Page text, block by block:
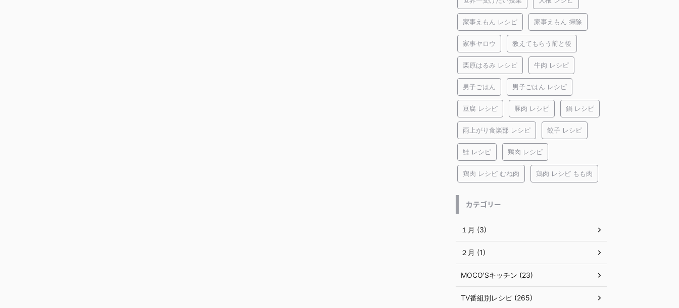
家事えもん レシピ 家事えもん 掃除
家事ヤロウ 教えてもらう前と後
栗原はるみ レシピ 牛肉 レシピ
男子ごはん 男子ごはん レシピ
豆腐 レシピ 豚肉 レシピ 鍋 レシピ
雨上がり食楽部 レシピ 餃子 レシピ
鮭 レシピ 鶏肉 レシピ
鶏肉 レシピ むね肉 鶏肉 レシピ もも肉
カテゴリー
１月 (3)
２月 (1)
MOCO'Sキッチン (23)
TV番組別レシピ (265)